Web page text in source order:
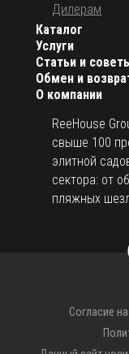
О компании
ReeHouse
свыше 100
элитной
сектора: от
пляжных
Каталог
Услуги
Статьи и
Обмен и
Дилерам
Согласие